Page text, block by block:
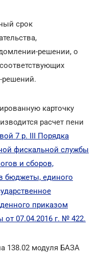
срок
решении, о
решений.
карточку
расчет пени
7 р. ІІІ Порядка
фискальной службы
и сборов,
бюджеты, единого
приказом
07.04.2016 г. № 422.
138.02 модуля БАЗА